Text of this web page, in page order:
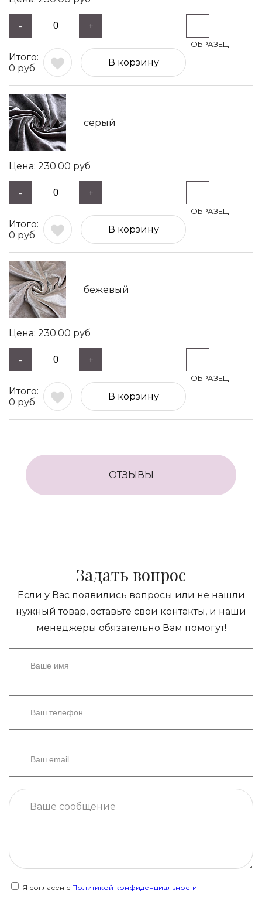
- +
0 руб
В корзину
серый
230.00 руб
- +
0 руб
В корзину
бежевый
230.00 руб
- +
0 руб
В корзину
ОТЗЫВЫ
Задать вопрос
Если у Вас появились вопросы или не нашли
нужный товар, оставьте свои контакты, и наши
менеджеры обязательно Вам помогут!
Я согласен с Политикой конфиденциальности